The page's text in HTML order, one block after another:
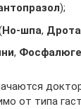
);
Но-шпа,
,
от типа